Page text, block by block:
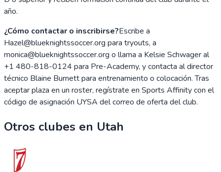
año.
¿Cómo contactar o inscribirse?Escribe a
Hazel@blueknightssoccer.org para tryouts, a
monica@blueknightssoccer.org o llama a Kelsie Schwager al
+1 480-818-0124 para Pre-Academy, y contacta al director
técnico Blaine Burnett para entrenamiento o colocación. Tras
aceptar plaza en un roster, regístrate en Sports Affinity con el
código de asignación UYSA del correo de oferta del club.
Otros clubes en Utah